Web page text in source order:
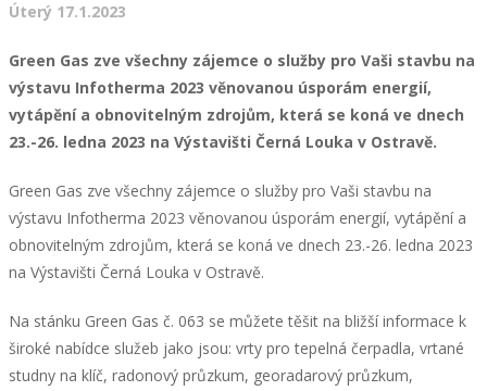
www.greengas.cz
Úterý 17.1.2023
Green Gas zve všechny zájemce o služby pro Vaši stavbu na
výstavu Infotherma 2023 věnovanou úsporám energií,
vytápění a obnovitelným zdrojům, která se koná ve dnech
23.-26. ledna 2023 na Výstavišti Černá Louka v Ostravě.
Green Gas zve všechny zájemce o služby pro Vaši stavbu na
výstavu Infotherma 2023 věnovanou úsporám energií, vytápění a
obnovitelným zdrojům, která se koná ve dnech 23.-26. ledna 2023
na Výstavišti Černá Louka v Ostravě.
Na stánku Green Gas č. 063 se můžete těšit na bližší informace k
široké nabídce služeb jako jsou: vrty pro tepelná čerpadla, vrtané
studny na klíč, radonový průzkum, georadarový průzkum,